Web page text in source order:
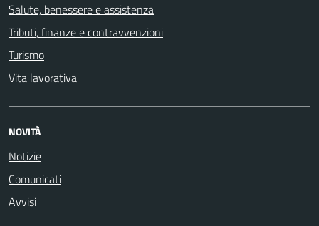
Salute, benessere e assistenza
Tributi, finanze e contravvenzioni
Turismo
Vita lavorativa
NOVITÀ
Notizie
Comunicati
Avvisi